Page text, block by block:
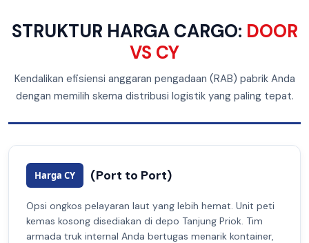
STRUKTUR HARGA CARGO: DOOR
VS CY
Kendalikan efisiensi anggaran pengadaan (RAB) pabrik Anda
dengan memilih skema distribusi logistik yang paling tepat.
Harga CY (Port to Port)
Opsi ongkos pelayaran laut yang lebih hemat. Unit peti
kemas kosong disediakan di depo Tanjung Priok. Tim
armada truk internal Anda bertugas menarik kontainer,